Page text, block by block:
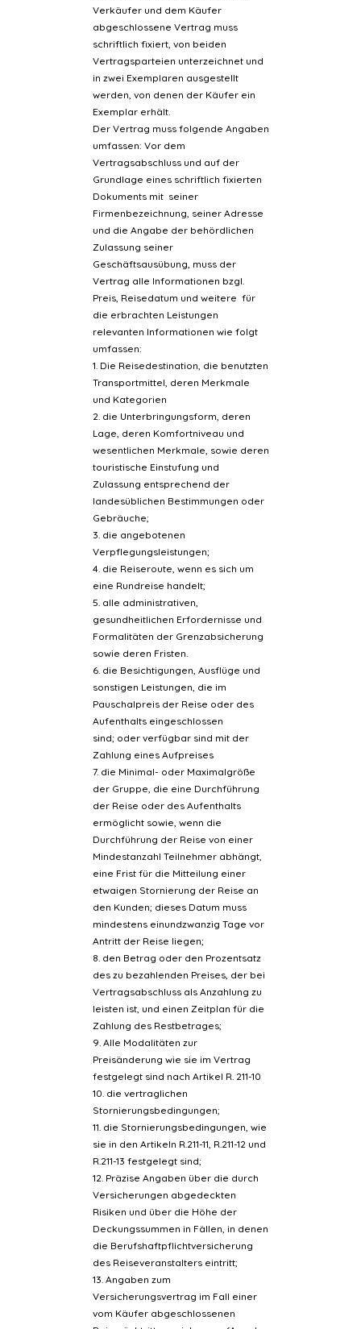
Verkäufer und dem Käufer
abgeschlossene Vertrag muss
schriftlich fixiert, von beiden
Vertragsparteien unterzeichnet und
in zwei Exemplaren ausgestellt
werden, von denen der Käufer ein
Exemplar erhält.
Der Vertrag muss folgende Angaben
umfassen: Vor dem
Vertragsabschluss und auf der
Grundlage eines schriftlich fixierten
Dokuments mit seiner
Firmenbezeichnung, seiner Adresse
und die Angabe der behördlichen
Zulassung seiner
Geschäftsausübung, muss der
Vertrag alle Informationen bzgl.
Preis, Reisedatum und weitere für
die erbrachten Leistungen
relevanten Informationen wie folgt
umfassen:
1. Die Reisedestination, die benutzten
Transportmittel, deren Merkmale
und Kategorien
2. die Unterbringungsform, deren
Lage, deren Komfortniveau und
wesentlichen Merkmale, sowie deren
touristische Einstufung und
Zulassung entsprechend der
landesüblichen Bestimmungen oder
Gebräuche;
3. die angebotenen
Verpflegungsleistungen;
4. die Reiseroute, wenn es sich um
eine Rundreise handelt;
5. alle administrativen,
gesundheitlichen Erfordernisse und
Formalitäten der Grenzabsicherung
sowie deren Fristen.
6. die Besichtigungen, Ausflüge und
sonstigen Leistungen, die im
Pauschalpreis der Reise oder des
Aufenthalts eingeschlossen
sind; oder verfügbar sind mit der
Zahlung eines Aufpreises
7. die Minimal- oder Maximalgröße
der Gruppe, die eine Durchführung
der Reise oder des Aufenthalts
ermöglicht sowie, wenn die
Durchführung der Reise von einer
Mindestanzahl Teilnehmer abhängt,
eine Frist für die Mitteilung einer
etwaigen Stornierung der Reise an
den Kunden; dieses Datum muss
mindestens einundzwanzig Tage vor
Antritt der Reise liegen;
8. den Betrag oder den Prozentsatz
des zu bezahlenden Preises, der bei
Vertragsabschluss als Anzahlung zu
leisten ist, und einen Zeitplan für die
Zahlung des Restbetrages;
9. Alle Modalitäten zur
Preisänderung wie sie im Vertrag
festgelegt sind nach Artikel R. 211-10
10. die vertraglichen
Stornierungsbedingungen;
11. die Stornierungsbedingungen, wie
sie in den Artikeln R.211-11, R.211-12 und
R.211-13 festgelegt sind;
12. Präzise Angaben über die durch
Versicherungen abgedeckten
Risiken und über die Höhe der
Deckungssummen in Fällen, in denen
die Berufshaftpflichtversicherung
des Reiseveranstalters eintritt;
13. Angaben zum
Versicherungsvertrag im Fall einer
vom Käufer abgeschlossenen